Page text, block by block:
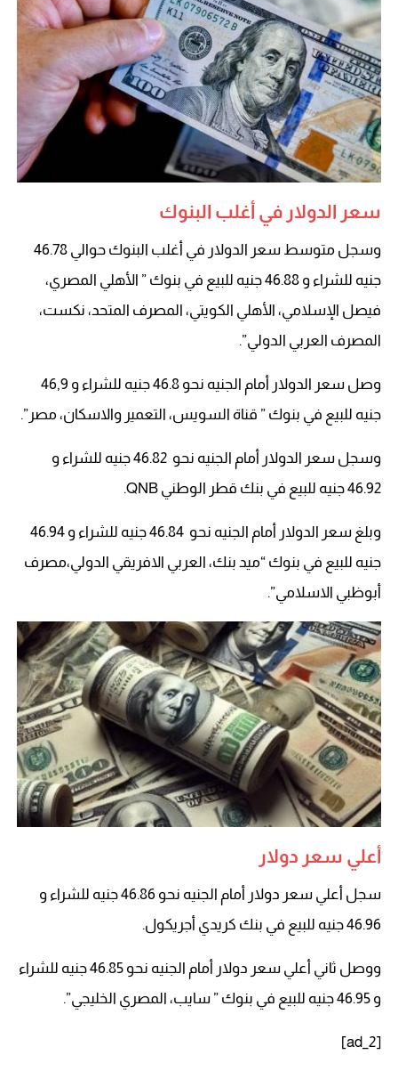
سعر الدولار في أغلب البنوك
وسجل متوسط سعر الدولار في أغلب البنوك حوالي 46.78
جنيه للشراء و 46.88 جنيه للبيع في بنوك ” الأهلي المصري،
فيصل الإسلامي، الأهلي الكويتي، المصرف المتحد، نكست،
المصرف العربي الدولي”.
وصل سعر الدولار أمام الجنيه نحو 46.8 جنيه للشراء و 46,9
جنيه للبيع في بنوك ” قناة السويس، التعمير والاسكان، مصر”.
وسجل سعر الدولار أمام الجنيه نحو 46.82 جنيه للشراء و
46.92 جنيه للبيع في بنك قطر الوطني QNB.
وبلغ سعر الدولار أمام الجنيه نحو 46.84 جنيه للشراء و 46.94
جنيه للبيع في بنوك “ميد بنك، العربي الافريقي الدولي،مصرف
أبوظبي الاسلامي”.
أعلي سعر دولار
سجل أعلي سعر دولار أمام الجنيه نحو 46.86 جنيه للشراء و
46.96 جنيه للبيع في بنك كريدي أجريكول.
ووصل ثاني أعلي سعر دولار أمام الجنيه نحو 46.85 جنيه للشراء
و 46.95 جنيه للبيع في بنوك ” سايب، المصري الخليجي”.
[ad_2]